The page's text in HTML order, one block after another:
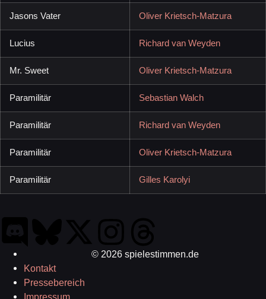
Jasons Vater Oliver Krietsch-Matzura
Lucius Richard van Weyden
Mr. Sweet Oliver Krietsch-Matzura
Paramilitär Sebastian Walch
Paramilitär Richard van Weyden
Paramilitär Oliver Krietsch-Matzura
Paramilitär Gilles Karolyi
© 2026 spielestimmen.de
Kontakt
Pressebereich
Impressum